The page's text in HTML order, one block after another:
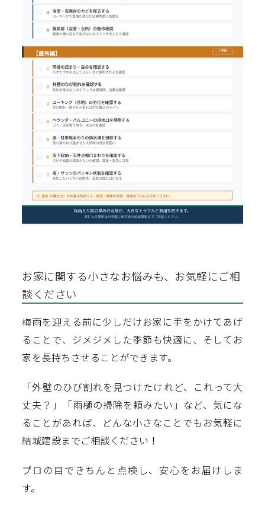
お家に関する小さなお悩みも、お気軽にご相
談ください
梅雨を迎える前に少しだけお家に手をかけてあげ
ることで、ジメジメした季節も快適に、そしてお
家を長持ちさせることができます。
「外壁のひび割れを見つけたけれど、これって大
丈夫？」「雨樋の掃除を頼みたい」など、気にな
ることがあれば、どんな小さなことでもお気軽に
結城建設までご相談ください！
プロの目できちんと点検し、安心をお届けしま
す。